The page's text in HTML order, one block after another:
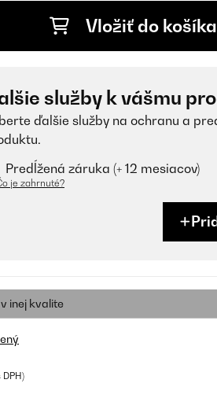
Vložiť do košíka
služby k vášmu
ďalšie služby na ochranu a
Predĺžená záruka (+ 12 mesiacov)
je zahrnuté?
inej kvalite
DPH)